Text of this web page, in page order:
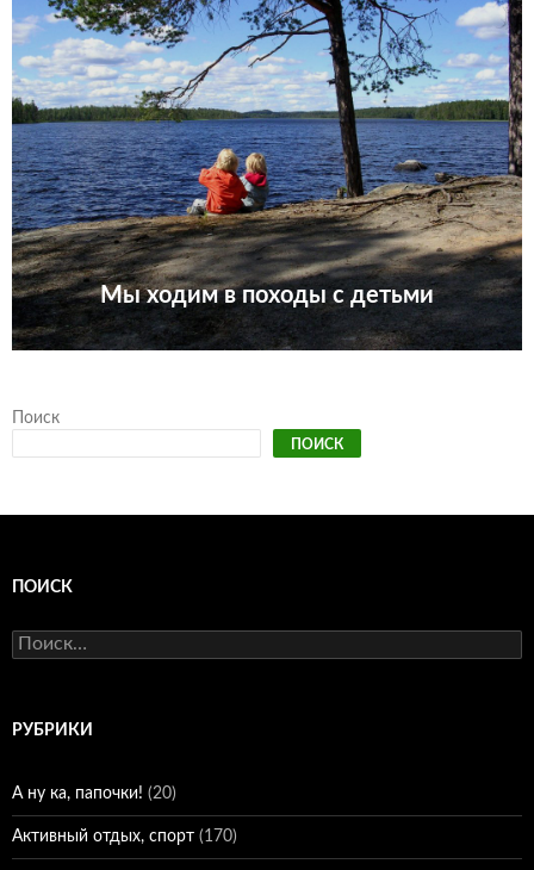
Мы ходим в походы с детьми
Поиск
ПОИСК
ПОИСК
Найти:
РУБРИКИ
А ну ка, папочки! (20)
Активный отдых, спорт (170)